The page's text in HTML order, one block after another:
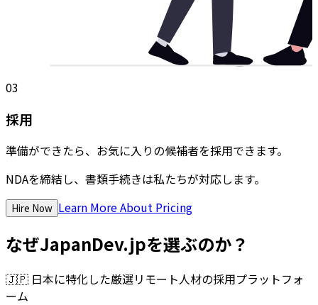
03
採用
準備ができたら、お気に入りの候補者を採用できます。
NDAを締結し、書類手続きは私たちが対応します。
Hire Now Learn More About Pricing
なぜJapanDev.jpを選ぶのか？
🇯🇵 日本に特化した厳選リモート人材の採用プラットフォ
ーム